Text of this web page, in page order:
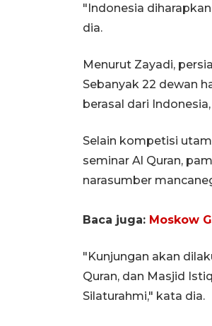
"Indonesia
dia.
Menurut Zayadi,
Sebanyak 22 dewan
berasal dari
Selain kompetisi
seminar Al Quran,
narasumber
Baca juga: Moskow
"Kunjungan akan
Quran, dan Masjid
Silaturahmi," kata dia.